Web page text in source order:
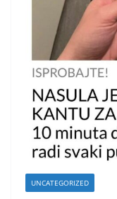
UNCATEGORIZED